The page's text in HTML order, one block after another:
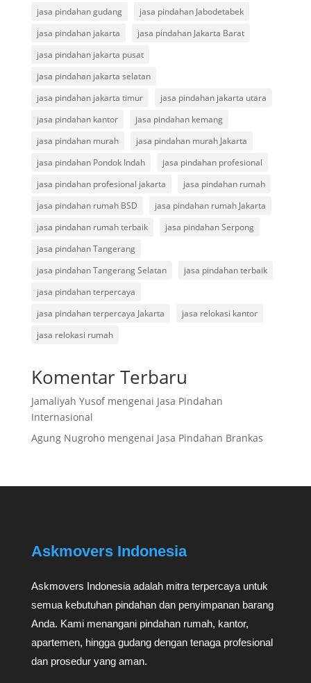
jasa pindahan gudang
jasa pindahan Jabodetabek
jasa pindahan jakarta
jasa pindahan Jakarta Barat
jasa pindahan jakarta pusat
jasa pindahan jakarta selatan
jasa pindahan jakarta timur
jasa pindahan jakarta utara
jasa pindahan kantor
jasa pindahan kemang
jasa pindahan murah
jasa pindahan murah Jakarta
jasa pindahan Pondok Indah
jasa pindahan profesional
jasa pindahan profesional jakarta
jasa pindahan rumah
jasa pindahan rumah BSD
jasa pindahan rumah Jakarta
jasa pindahan rumah terbaik
jasa pindahan Serpong
jasa pindahan Tangerang
jasa pindahan Tangerang Selatan
jasa pindahan terbaik
jasa pindahan terpercaya
jasa pindahan terpercaya Jakarta
jasa relokasi kantor
jasa relokasi rumah
Komentar Terbaru
Jamaliyah Yusofmengenai Jasa Pindahan
Internasional
Agung Nugrohomengenai Jasa Pindahan Brankas
Askmovers Indonesia
Askmovers Indonesia adalah mitra terpercaya untuk
semua kebutuhan pindahan dan penyimpanan barang
Anda. Kami menangani pindahan rumah, kantor,
apartemen, hingga gudang dengan tenaga profesional
dan prosedur yang aman.